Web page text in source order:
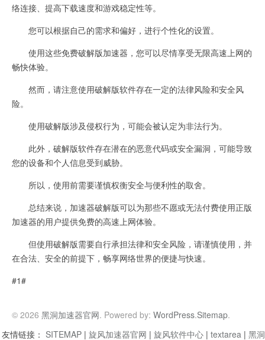
络连接、提高下载速度和游戏稳定性等。
您可以根据自己的需求和偏好，进行个性化的设置。
使用这些免费破解版加速器，您可以尽情享受无限高速上网的
畅快体验。
然而，请注意使用破解版软件存在一定的法律风险和安全风
险。
使用破解版涉及侵权行为，可能会被认定为非法行为。
此外，破解版软件存在潜在的恶意代码或安全漏洞，可能导致
您的设备和个人信息受到威胁。
所以，使用前需要谨慎权衡安全与便利性的取舍。
总结来说，加速器破解版可以为那些不愿或无法付费使用正版
加速器的用户提供免费的高速上网体验。
但使用破解版需要自行承担法律和安全风险，请谨慎使用，并
在合法、安全的前提下，畅享网络世界的便捷与快速。
#1#
© 2026 黑洞加速器官网. Powered by: WordPress.Sitemap.
友情链接： SITEMAP | 旋风加速器官网 | 旋风软件中心 | textarea | 黑